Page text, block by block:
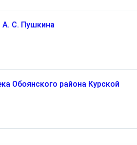
А. С. Пушкина
Обоянского района Курской